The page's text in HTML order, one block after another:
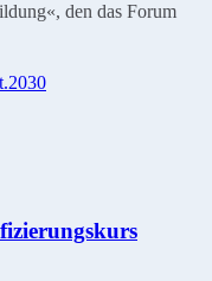
den das Forum